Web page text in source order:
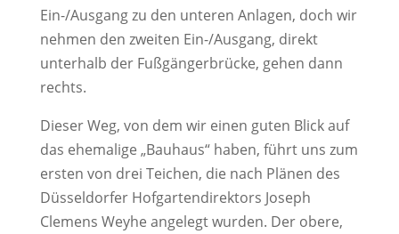
Ein-/Ausgang zu den unteren Anlagen, doch wir
nehmen den zweiten Ein-/Ausgang, direkt
unterhalb der Fußgängerbrücke, gehen dann
rechts.
Dieser Weg, von dem wir einen guten Blick auf
das ehemalige „Bauhaus“ haben, führt uns zum
ersten von drei Teichen, die nach Plänen des
Düsseldorfer Hofgartendirektors Joseph
Clemens Weyhe angelegt wurden. Der obere,